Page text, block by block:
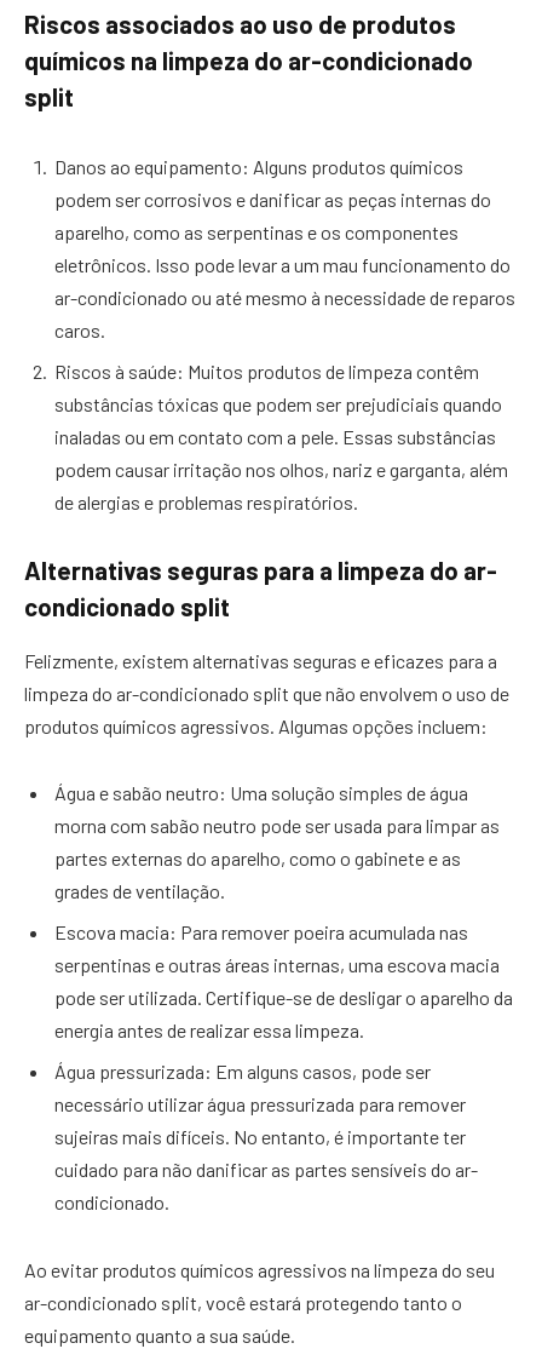
Riscos associados ao uso de produtos
químicos na limpeza do ar-condicionado
split
Danos ao equipamento: Alguns produtos químicos
podem ser corrosivos e danificar as peças internas do
aparelho, como as serpentinas e os componentes
eletrônicos. Isso pode levar a um mau funcionamento do
ar-condicionado ou até mesmo à necessidade de reparos
caros.
Riscos à saúde: Muitos produtos de limpeza contêm
substâncias tóxicas que podem ser prejudiciais quando
inaladas ou em contato com a pele. Essas substâncias
podem causar irritação nos olhos, nariz e garganta, além
de alergias e problemas respiratórios.
Alternativas seguras para a limpeza do ar-
condicionado split
Felizmente, existem alternativas seguras e eficazes para a
limpeza do ar-condicionado split que não envolvem o uso de
produtos químicos agressivos. Algumas opções incluem:
Água e sabão neutro: Uma solução simples de água
morna com sabão neutro pode ser usada para limpar as
partes externas do aparelho, como o gabinete e as
grades de ventilação.
Escova macia: Para remover poeira acumulada nas
serpentinas e outras áreas internas, uma escova macia
pode ser utilizada. Certifique-se de desligar o aparelho da
energia antes de realizar essa limpeza.
Água pressurizada: Em alguns casos, pode ser
necessário utilizar água pressurizada para remover
sujeiras mais difíceis. No entanto, é importante ter
cuidado para não danificar as partes sensíveis do ar-
condicionado.
Ao evitar produtos químicos agressivos na limpeza do seu
ar-condicionado split, você estará protegendo tanto o
equipamento quanto a sua saúde.